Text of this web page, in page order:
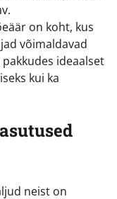
on koht, kus
võimaldavad
ideaalset
kui ka
neist on